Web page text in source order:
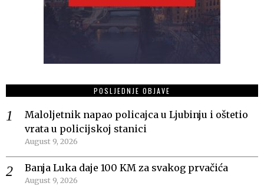
POSLJEDNJE OBJAVE
Maloljetnik napao policajca u Ljubinju i oštetio
vrata u policijskoj stanici
August 9, 2026
Banja Luka daje 100 KM za svakog prvačića
August 9, 2026